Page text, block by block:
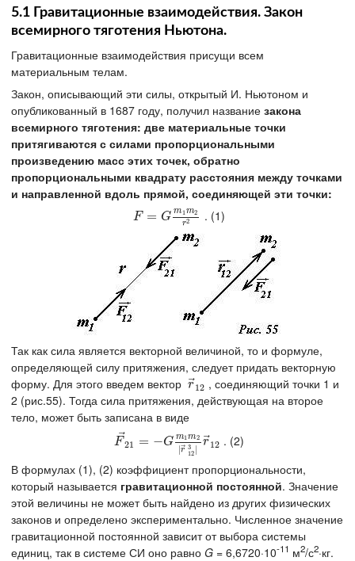
5.1 Гравитационные взаимодействия. Закон
всемирного тяготения Ньютона.
Гравитационные взаимодействия присущи всем
материальным телам.
Закон, описывающий эти силы, открытый И. Ньютоном и
опубликованный в 1687 году, получил название закона
всемирного тяготения: две материальные точки
притягиваются с силами пропорциональными
произведению масс этих точек, обратно
пропорциональными квадрату расстояния между точками
и направленной вдоль прямой, соединяющей эти точки:
F = G m1 m2
r2
F= Gm1m2r2 . (1)
Так как сила является векторной величиной, то и формуле,
определяющей силу притяжения, следует придать векторную
форму. Для этого введем вектор r⃗12
r→12, соединяющий точки 1 и
2 (рис.55). Тогда сила притяжения, действующая на второе
тело, может быть записана в виде
F ⃗
21 = −G m1m2
r ⃗3
12
r⃗12
F→21= −Gm1m2|r→12 3|r→
. (2)
В формулах (1), (2) коэффициент пропорциональности,
который называется гравитационной постоянной. Значение
этой величины не может быть найдено из других физических
законов и определено экспериментально. Численное значение
гравитационной постоянной зависит от выбора системы
единиц, так в системе СИ оно равно G = 6,6720·10-11 м2/с2·кг.